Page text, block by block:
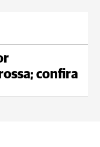
confira